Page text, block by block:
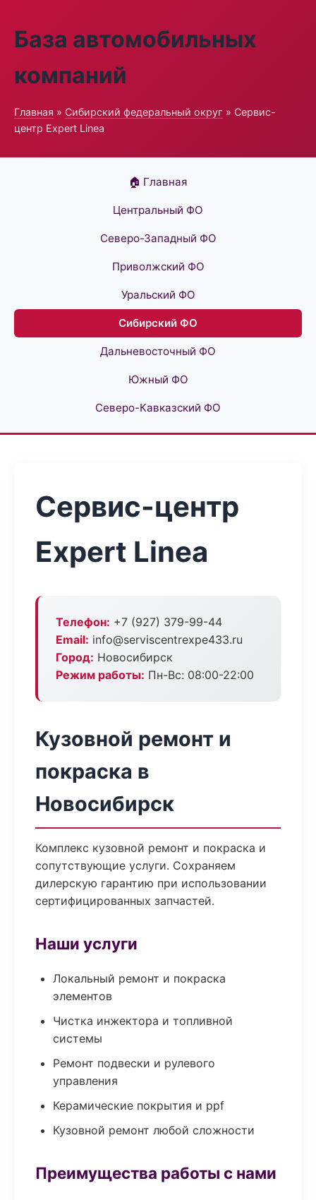
База автомобильных
компаний
Главная » Сибирский федеральный округ » Сервис-
центр Expert Linea
🏠 Главная
Центральный ФО
Северо-Западный ФО
Приволжский ФО
Уральский ФО
Сибирский ФО
Дальневосточный ФО
Южный ФО
Северо-Кавказский ФО
Сервис-центр
Expert Linea
Телефон: +7 (927) 379-99-44
Email: info@serviscentrexpe433.ru
Город: Новосибирск
Режим работы: Пн-Вс: 08:00-22:00
Кузовной ремонт и
покраска в
Новосибирск
Комплекс кузовной ремонт и покраска и
сопутствующие услуги. Сохраняем
дилерскую гарантию при использовании
сертифицированных запчастей.
Наши услуги
Локальный ремонт и покраска
элементов
Чистка инжектора и топливной
системы
Ремонт подвески и рулевого
управления
Керамические покрытия и ppf
Кузовной ремонт любой сложности
Преимущества работы с нами